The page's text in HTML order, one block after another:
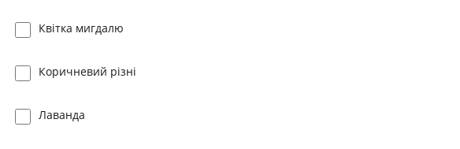
Квітка мигдалю
Коричневий різні
Лаванда